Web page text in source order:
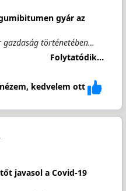
gyár az
gazdaság történetében…
Folytatódik...
kedvelem ott
javasol a Covid-19